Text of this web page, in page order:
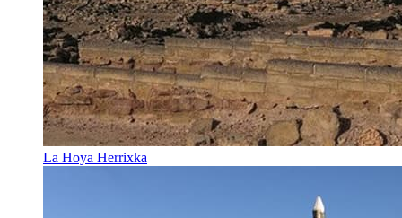
La Hoya Herrixka